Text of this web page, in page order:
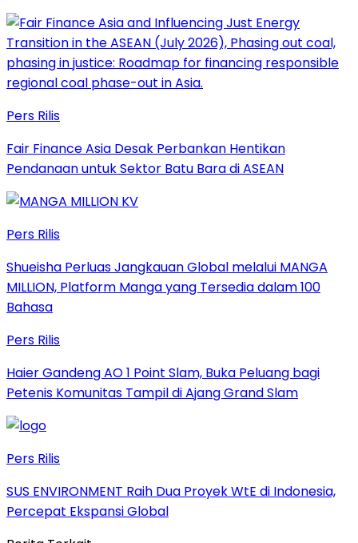
Pers Rilis
Fair Finance Asia Desak Perbankan Hentikan
Pendanaan untuk Sektor Batu Bara di ASEAN
Pers Rilis
Shueisha Perluas Jangkauan Global melalui MANGA
MILLION, Platform Manga yang Tersedia dalam 100
Bahasa
Pers Rilis
Haier Gandeng AO 1 Point Slam, Buka Peluang bagi
Petenis Komunitas Tampil di Ajang Grand Slam
Pers Rilis
SUS ENVIRONMENT Raih Dua Proyek WtE di Indonesia,
Percepat Ekspansi Global